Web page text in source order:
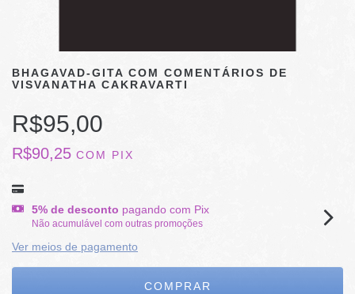
BHAGAVAD-GITA COM COMENTÁRIOS DE
VISVANATHA CAKRAVARTI
R$95,00
R$90,25 COM PIX
5% de desconto pagando com Pix
Não acumulável com outras promoções
Ver meios de pagamento